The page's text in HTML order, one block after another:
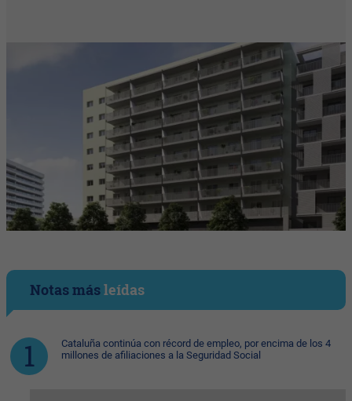
Notas másleídas
Cataluña continúa con récord de empleo, por encima de los 4
millones de afiliaciones a la Seguridad Social